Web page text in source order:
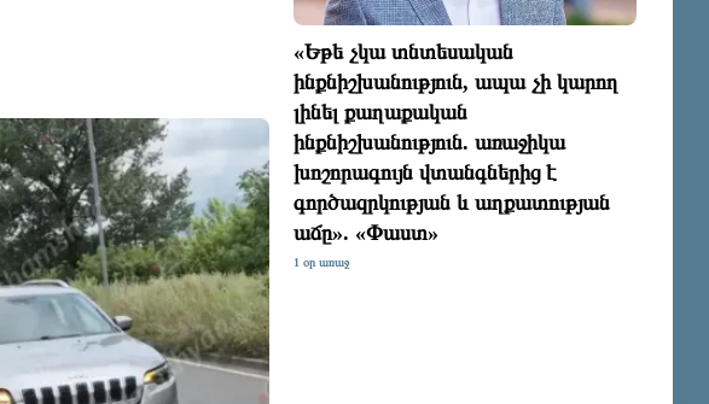
«Եթե չկա տնտեսական
ինքնիշխանություն, ապա չի կարող
լինել քաղաքական
ինքնիշխանություն. առաջիկա
խոշորագույն վտանգներից է
գործազրկության և աղքատության
աճը». «Փաստ»
1 օր առաջ